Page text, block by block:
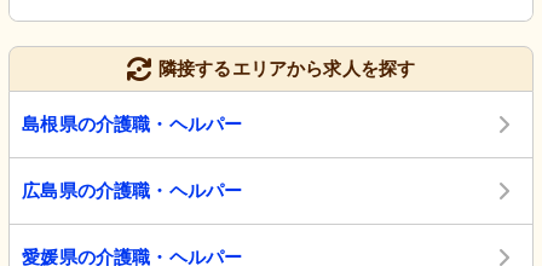
隣接するエリアから求人を探す
島根県の介護職・ヘルパー
広島県の介護職・ヘルパー
愛媛県の介護職・ヘルパー